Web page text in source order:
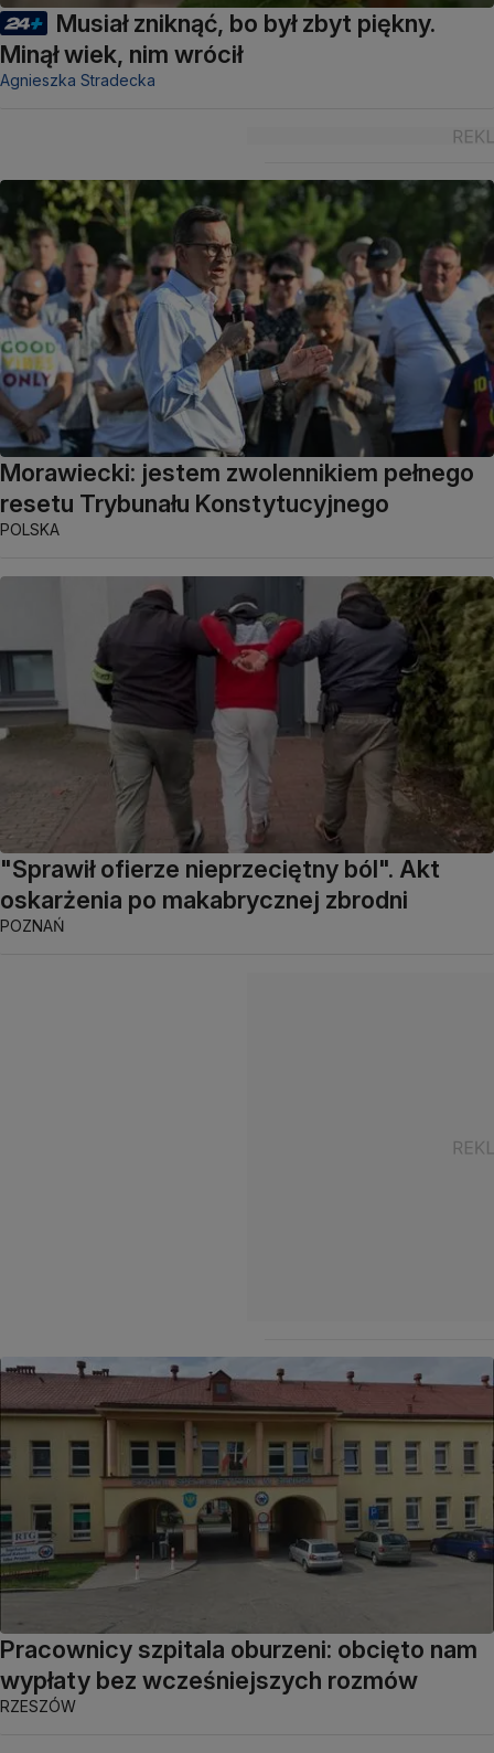
Musiał zniknąć, bo był zbyt piękny.
Minął wiek, nim wrócił
Agnieszka Stradecka
Morawiecki: jestem zwolennikiem pełnego
resetu Trybunału Konstytucyjnego
POLSKA
"Sprawił ofierze nieprzeciętny ból". Akt
oskarżenia po makabrycznej zbrodni
POZNAŃ
Pracownicy szpitala oburzeni: obcięto nam
wypłaty bez wcześniejszych rozmów
RZESZÓW